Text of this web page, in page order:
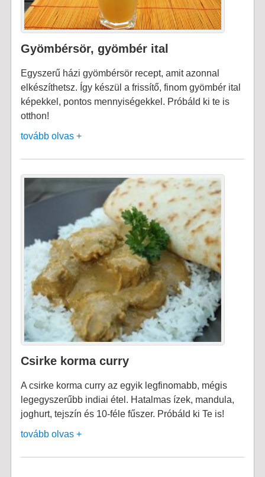
Gyömbérsör, gyömbér ital
Egyszerű házi gyömbérsör recept, amit azonnal
elkészíthetsz. Így készül a frissítő, finom gyömbér ital
képekkel, pontos mennyiségekkel. Próbáld ki te is
otthon!
tovább olvas +
Csirke korma curry
A csirke korma curry az egyik legfinomabb, mégis
legegyszerűbb indiai étel. Hatalmas ízek, mandula,
joghurt, tejszín és 10-féle fűszer. Próbáld ki Te is!
tovább olvas +